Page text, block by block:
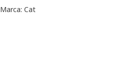
Marca: Cat